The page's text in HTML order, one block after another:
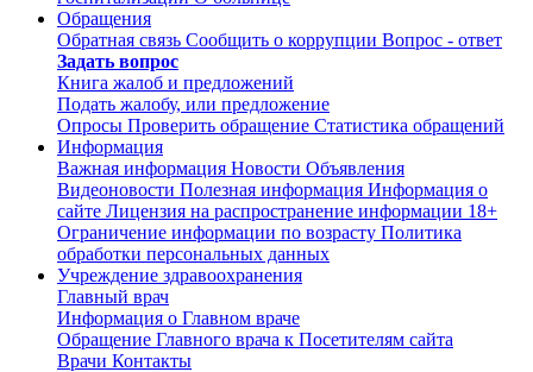
Обращения
Обратная связь Сообщить о коррупции Вопрос - ответ
Задать вопрос
Книга жалоб и предложений
Подать жалобу, или предложение
Опросы Проверить обращение Статистика обращений
Информация
Важная информация Новости Объявления
Видеоновости Полезная информация Информация о
сайте Лицензия на распространение информации 18+
Ограничение информации по возрасту Политика
обработки персональных данных
Учреждение здравоохранения
Главный врач
Информация о Главном враче
Обращение Главного врача к Посетителям сайта
Врачи Контакты